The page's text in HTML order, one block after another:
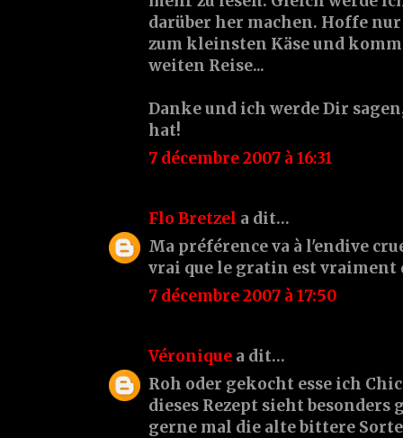
darüber her machen. Hoffe
zum kleinsten Käse und
weiten Reise...
Danke und ich werde Dir
hat!
7 décembre 2007 à 16:31
Flo Bretzel a dit…
Ma préférence va à l'endive
vrai que le gratin est vraiment
7 décembre 2007 à 17:50
Véronique a dit…
Roh oder gekocht esse ich
dieses Rezept sieht besonders
gerne mal die alte bittere